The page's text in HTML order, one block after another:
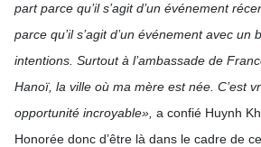
part parce qu’il s’agit d’un événement
parce qu’il s’agit d’un événement avec un
intentions. Surtout à l’ambassade de
Hanoï, la ville où ma mère est née. C’est
opportunité incroyable», a confié Huynh
Honorée donc d’être là dans le cadre de